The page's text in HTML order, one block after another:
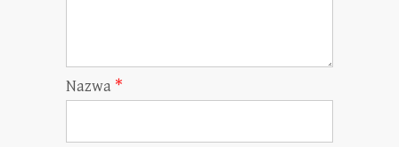
Nazwa *